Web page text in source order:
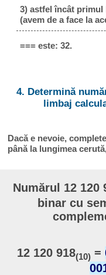
3) astfel încât primul
(avem de a face la
=== este: 32.
4. Determină
limbaj
Dacă e nevoie,
până la lungimea
Numărul 12 120
binar cu
12 120 918(10) =